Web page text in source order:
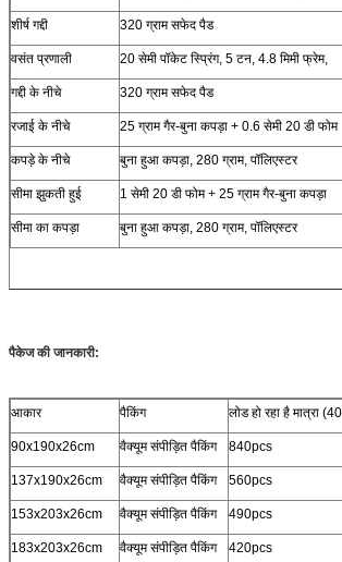
शीर्ष गद्दी 320 ग्राम सफेद पैड
वसंत प्रणाली 20 सेमी पॉकेट स्प्रिंग, 5 टन, 4.8 मिमी फ्रेम,
गद्दी के नीचे 320 ग्राम सफेद पैड
रजाई के नीचे 25 ग्राम गैर-बुना कपड़ा + 0.6 सेमी 20 डी फोम
कपड़े के नीचे बुना हुआ कपड़ा, 280 ग्राम, पॉलिएस्टर
सीमा झुकती हुई 1 सेमी 20 डी फोम + 25 ग्राम गैर-बुना कपड़ा
सीमा का कपड़ा बुना हुआ कपड़ा, 280 ग्राम, पॉलिएस्टर
पैकेज की जानकारी:
आकार पैकिंग लोड हो रहा है मात्रा
90x190x26cm वैक्यूम संपीड़ित पैकिंग 840pcs
137x190x26cm वैक्यूम संपीड़ित पैकिंग 560pcs
153x203x26cm वैक्यूम संपीड़ित पैकिंग 490pcs
183x203x26cm वैक्यूम संपीड़ित पैकिंग 420pcs